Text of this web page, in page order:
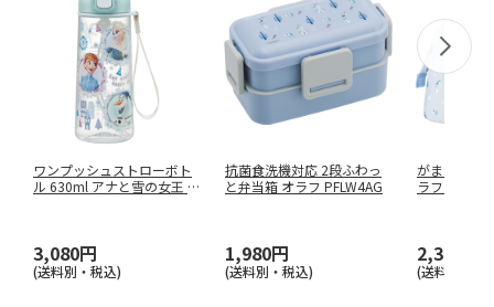
ワンプッシュストローボト
ル 630ml アナと雪の女王 P
3,080円
(送料別・税込)
抗菌食洗機対応 2段ふわっ
と弁当箱 オラフ PFLW4AG
1,980円
(送料別・税込)
がま口型ラ
ラフ KGA1
2,310円
(送料別・税